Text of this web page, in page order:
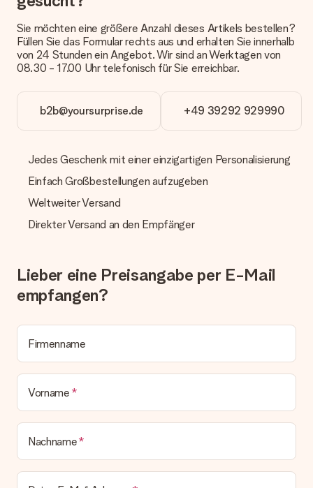
anbieten. Das Geschenk, das bestellt wird, wird als Paket oder
Päckchen versendet. Möchtest du wissen, ob es als Paket
oder Päckchen geliefert wird, kontaktiere bitte unseren
Kundenservice.
Zahlung
Wie kann ich meine Bestellung bezahlen?
Wir bieten die folgenden Zahlungsoptionen an: Vorauskasse
mit normaler Überweisung, Sofortüberweisung, Paypal,
Geschenks jedoch um 3 Werktage.
Geschenk empfangen
erfüllt?
kontaktieren. Dort wird dir umgehend ein passender
Lösungsvorschlag unterbreitet.
Wird die Rechnung mit der Bestellung mitverschickt?
Lieferschein. Die Rechnung zu deiner Bestellung erhältst du
zeitgleich mit der Bestätigungsmail und kannst sie jederzeit in
deinem MySurprise Account einsehen. Du kannst das
Geschenk also direkt beim Empfänger liefern lassen und es
bleibt eine echte Überraschung!
Sie möchten eine größere Anzahl dieses Artikels bestellen?
Füllen Sie das Formular rechts aus und erhalten Sie innerhalb
von 24 Stunden ein Angebot. Wir sind an Werktagen von
08.30 - 17.00 Uhr telefonisch für Sie erreichbar.
b2b@yoursurprise.de +49 39292 929990
Jedes Geschenk mit einer einzigartigen Personalisierung
Einfach Großbestellungen aufzugeben
Weltweiter Versand
Direkter Versand an den Empfänger
Lieber eine Preisangabe per E-Mail
empfangen?
Firmenname
Vorname
Nachname